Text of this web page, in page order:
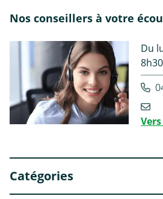
Nos conseillers à votre
Du
Catégories